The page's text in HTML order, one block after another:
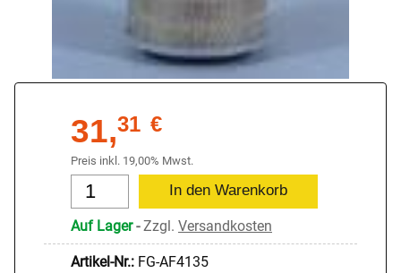
31,31 €
Preis inkl. 19,00% Mwst.
Auf Lager-Zzgl. Versandkosten
Artikel-Nr.: FG-AF4135